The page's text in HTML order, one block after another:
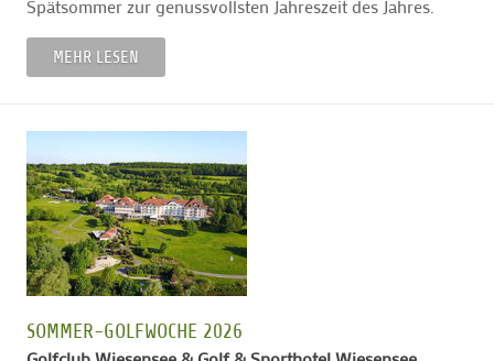
Spätsommer zur genussvollsten Jahreszeit des Jahres.
MEHR LESEN
SOMMER-GOLFWOCHE 2026